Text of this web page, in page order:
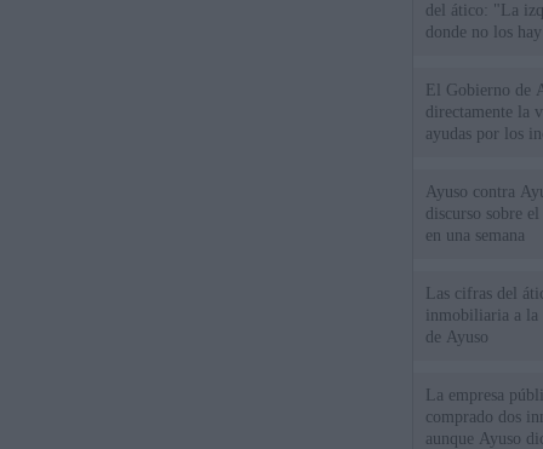
del ático: "La
donde no los
El Gobierno de
directamente la
ayudas por los
Ayuso contra
discurso sobre
en una semana
Las cifras del
inmobiliaria a la
de Ayuso
La empresa
comprado dos
aunque Ayuso